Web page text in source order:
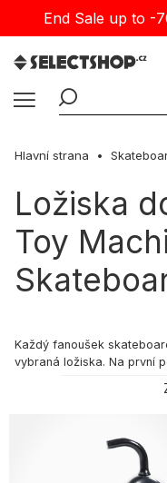
End Sale up to -
Hlavní strana
Ložiska
Toy
Každý fanoušek
vybraná ložiska. Na první
rychlost, zážitek z ježdění
Kamuflage, Independent,
Ložiska na